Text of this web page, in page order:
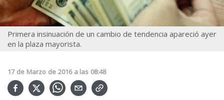
Primera insinuación de un cambio de tendencia apareció ayer
en la plaza mayorista.
17 de Marzo de 2016 a las 08:48